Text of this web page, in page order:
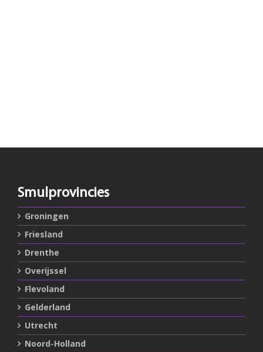
Smulprovincies
Groningen
Friesland
Drenthe
Overijssel
Flevoland
Gelderland
Utrecht
Noord-Holland